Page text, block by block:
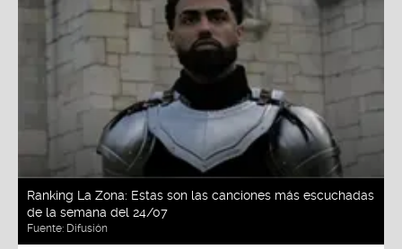
Ranking La Zona: Estas son las canciones más escuchadas
de la semana del 24/07
Fuente: Difusión